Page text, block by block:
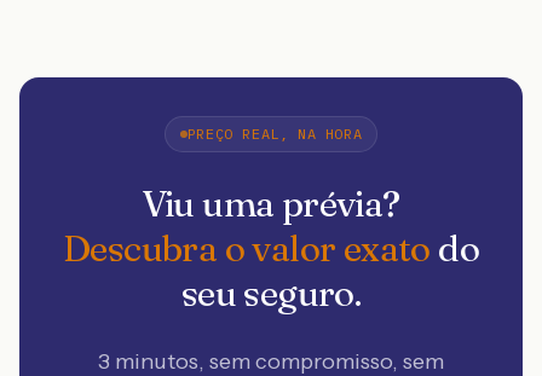
PREÇO REAL, NA HORA
Viu uma prévia?
Descubra o valor exato do
seu seguro.
3 minutos, sem compromisso, sem